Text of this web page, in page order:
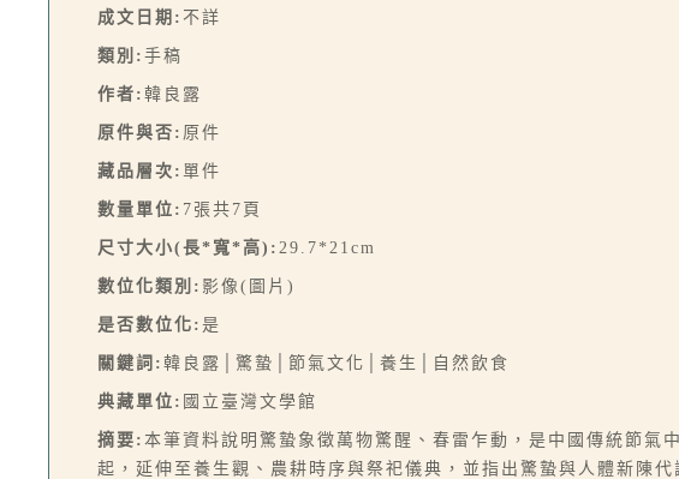
成文日期: 不詳
類別: 手稿
作者: 韓良露
原件與否: 原件
藏品層次: 單件
數量單位: 7張共7頁
尺寸大小(長*寬*高): 29.7*21cm
數位化類別: 影像(圖片)
是否數位化: 是
關鍵詞: 韓良露│驚蟄│節氣文化│養生│自然飲食
典藏單位: 國立臺灣文學館
摘要: 本筆資料說明驚蟄象徵萬物驚醒、春雷乍動，是中國傳統節氣
起，延伸至養生觀、農耕時序與祭祀儀典，並指出驚蟄與人體新陳